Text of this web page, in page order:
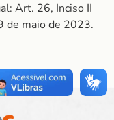
Art. 26, Inciso II
de maio de 2023.